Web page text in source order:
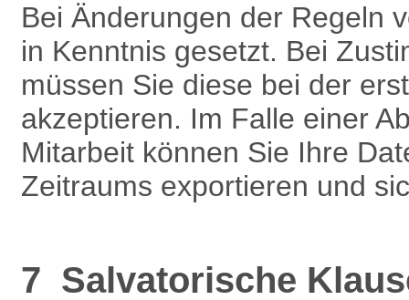
Bei Änderungen der Regeln
in Kenntnis gesetzt. Bei
müssen Sie diese bei der
akzeptieren. Im Falle einer
Mitarbeit können Sie Ihre
Zeitraums exportieren und
7 Salvatorische